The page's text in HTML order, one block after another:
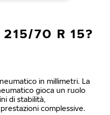
215/70 R 15?
in millimetri. La
gioca un ruolo
di stabilità,
complessive.